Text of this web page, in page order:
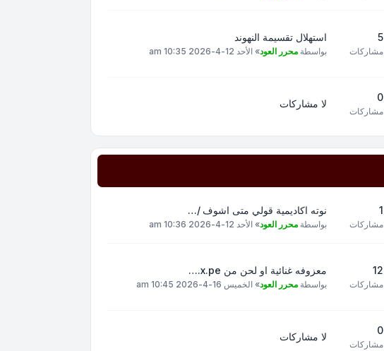
5
مشاركات
استهلال تقسيمة النهوند
بواسطة محرر العود» الأحد 12-4-2026 10:35 am
0
مشاركات
لا مشاركات
1
مشاركات
نوته اكاديمية قولي متى اشوف /…
بواسطة محرر العود» الأحد 12-4-2026 10:36 am
12
مشاركات
معزوفه غنائية او لحن من x.pe.…
بواسطة محرر العود» الخميس 16-4-2026 10:45 am
0
مشاركات
لا مشاركات